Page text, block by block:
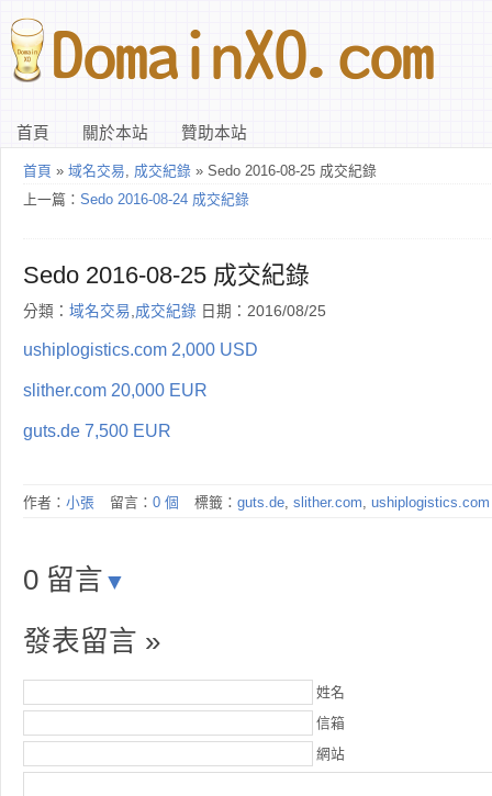
首頁 關於本站 贊助本站
首頁 » 域名交易, 成交紀錄 » Sedo 2016-08-25 成交紀錄
上一篇： Sedo 2016-08-24 成交紀錄
Sedo 2016-08-25 成交紀錄
分類： 域名交易,成交紀錄 日期：2016/08/25
ushiplogistics.com 2,000 USD
slither.com 20,000 EUR
guts.de 7,500 EUR
作者： 小張 留言： 0 個 標籤： guts.de, slither.com, ushiplogistics.com
0 留言 ▼
發表留言 »
姓名
信箱
網站